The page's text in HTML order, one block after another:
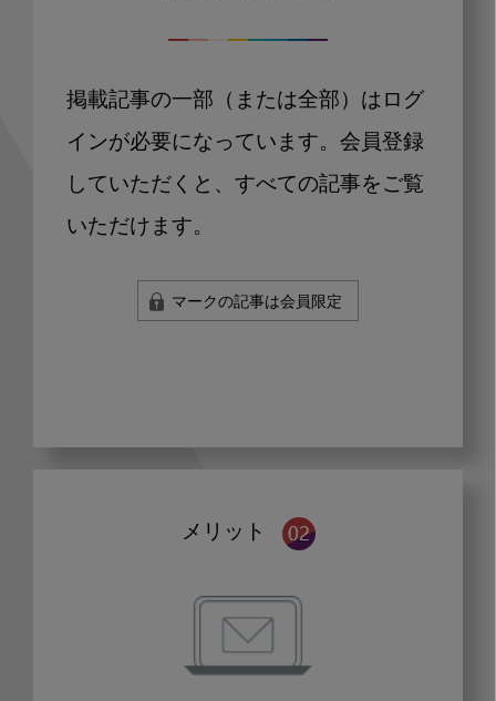
掲載記事の一部（または全部）はログ
インが必要になっています。会員登録
していただくと、すべての記事をご覧
いただけます。
マークの記事は会員限定
メリット